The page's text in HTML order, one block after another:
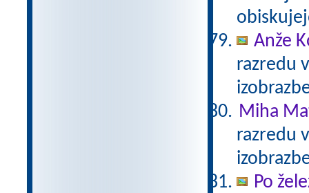
Anže
razredu
Miha
razredu
Po